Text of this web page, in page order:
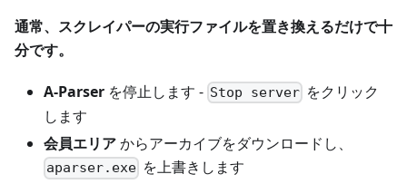
通常、スクレイパーの実行ファイルを置き換えるだけで十
分です。
A-Parser を停止します - Stop server をクリック
します
会員エリアからアーカイブをダウンロードし、
aparser.exe を上書きします